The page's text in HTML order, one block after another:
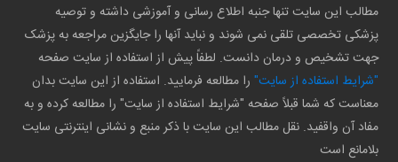
مطالب این سایت تنها جنبه اطلاع رسانی و آموزشی داشته و توصیه
پزشکی تخصصی تلقی نمی شوند و نباید آنها را جایگزین مراجعه به پزشک
جهت تشخیص و درمان دانست. لطفاً پیش از استفاده از سایت صفحه
"شرایط استفاده از سایت" را مطالعه فرمایید. استفاده از این سایت بدان
معناست که شما قبلاً صفحه "شرایط استفاده از سایت" را مطالعه کرده و به
مفاد آن واقفید. نقل مطالب این سایت با ذکر منبع و نشانی اینترنتی سایت
بلامانع است